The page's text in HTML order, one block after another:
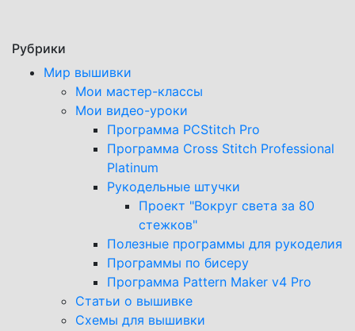
Рубрики
Мир вышивки
Мои мастер-классы
Мои видео-уроки
Программа PCStitch Pro
Программа Cross Stitch Professional
Platinum
Рукодельные штучки
Проект "Вокруг света за 80
стежков"
Полезные программы для рукоделия
Программы по бисеру
Программа Pattern Maker v4 Pro
Статьи о вышивке
Схемы для вышивки